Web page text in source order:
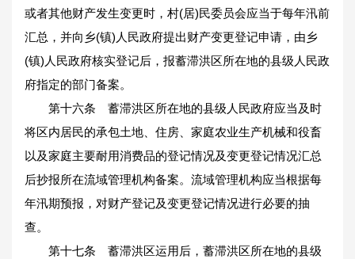
或者其他财产发生变更时，村(居)民委员会应当于每年汛前
汇总，并向乡(镇)人民政府提出财产变更登记申请，由乡
(镇)人民政府核实登记后，报蓄滞洪区所在地的县级人民政
府指定的部门备案。
第十六条 蓄滞洪区所在地的县级人民政府应当及时
将区内居民的承包土地、住房、家庭农业生产机械和役畜
以及家庭主要耐用消费品的登记情况及变更登记情况汇总
后抄报所在流域管理机构备案。流域管理机构应当根据每
年汛期预报，对财产登记及变更登记情况进行必要的抽
查。
第十七条 蓄滞洪区运用后，蓄滞洪区所在地的县级